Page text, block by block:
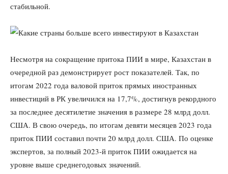
стабильной.
Несмотря на сокращение притока ПИИ в мире, Казахстан в
очередной раз демонстрирует рост показателей. Так, по
итогам 2022 года валовой приток прямых иностранных
инвестиций в РК увеличился на 17,7%, достигнув рекордного
за последнее десятилетие значения в размере 28 млрд долл.
США. В свою очередь, по итогам девяти месяцев 2023 года
приток ПИИ составил почти 20 млрд долл. США. По оценке
экспертов, за полный 2023-й приток ПИИ ожидается на
уровне выше среднегодовых значений.